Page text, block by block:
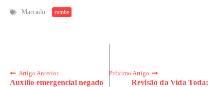
Marcado: cambe
Artigo Anterior
Auxílio emergencial negado
Próximo Artigo
Revisão da Vida Toda: